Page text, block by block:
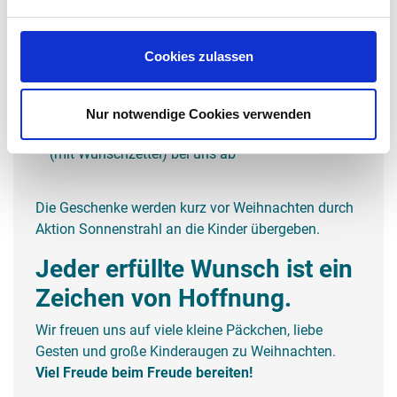
Cookies zulassen
Nur notwendige Cookies verwenden
Uhr
Nehmen Sie einen Wunschzettel vom Baum
Packen Sie das Geschenk liebevoll ein
(mit Wunschzettel) bei uns ab
Die Geschenke werden kurz vor Weihnachten durch
Aktion Sonnenstrahl an die Kinder übergeben.
Jeder erfüllte Wunsch ist ein
Zeichen von Hoffnung.
Wir freuen uns auf viele kleine Päckchen, liebe
Gesten und große Kinderaugen zu Weihnachten.
Viel Freude beim Freude bereiten!